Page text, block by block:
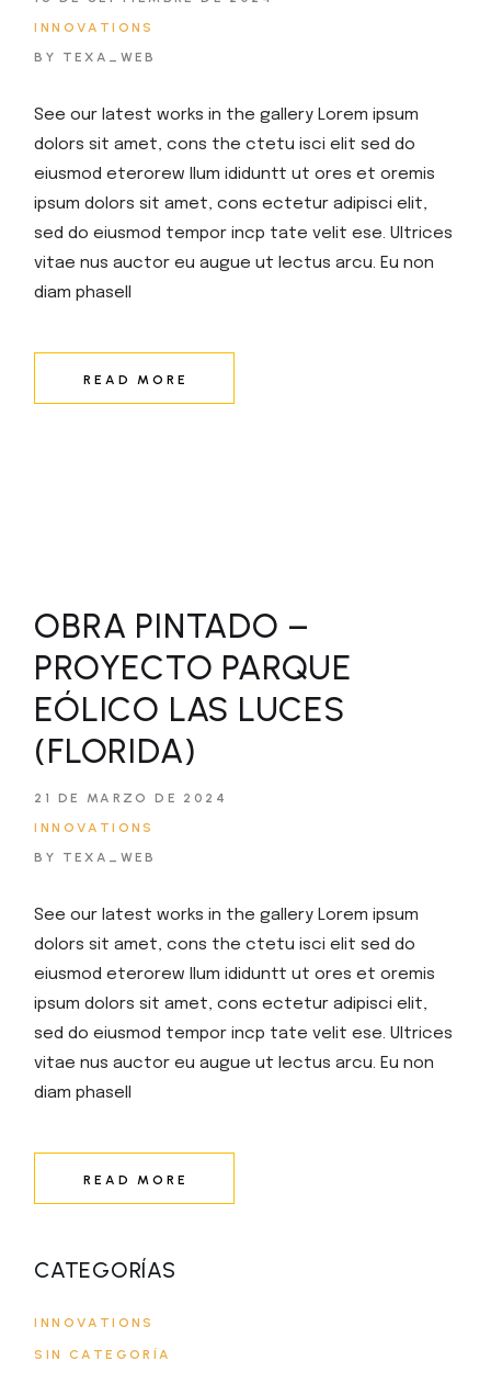
INNOVATIONS
BY TEXA_WEB
See our latest works in the gallery Lorem ipsum
dolors sit amet, cons the ctetu isci elit sed do
eiusmod eterorew llum ididuntt ut ores et oremis
ipsum dolors sit amet, cons ectetur adipisci elit,
sed do eiusmod tempor incp tate velit ese. Ultrices
vitae nus auctor eu augue ut lectus arcu. Eu non
diam phasell
READ MORE
OBRA PINTADO –
PROYECTO PARQUE
EÓLICO LAS LUCES
(FLORIDA)
21 DE MARZO DE 2024
INNOVATIONS
BY TEXA_WEB
See our latest works in the gallery Lorem ipsum
dolors sit amet, cons the ctetu isci elit sed do
eiusmod eterorew llum ididuntt ut ores et oremis
ipsum dolors sit amet, cons ectetur adipisci elit,
sed do eiusmod tempor incp tate velit ese. Ultrices
vitae nus auctor eu augue ut lectus arcu. Eu non
diam phasell
READ MORE
CATEGORÍAS
INNOVATIONS
SIN CATEGORÍA